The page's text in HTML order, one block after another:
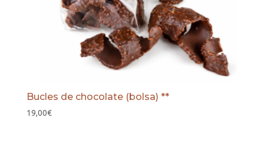
Bucles de chocolate (bolsa) **
19,00€